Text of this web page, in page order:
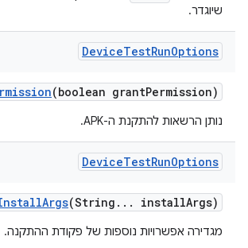
שיוגדר.
DeviceTestRunOptions
(boolean grantPermission)
נותן הרשאות להתקנת ה-APK.
DeviceTestRunOptions
Args(String . . . installArgs)
מגדירה אפשרויות נוספות של פקודת ההתקנה.